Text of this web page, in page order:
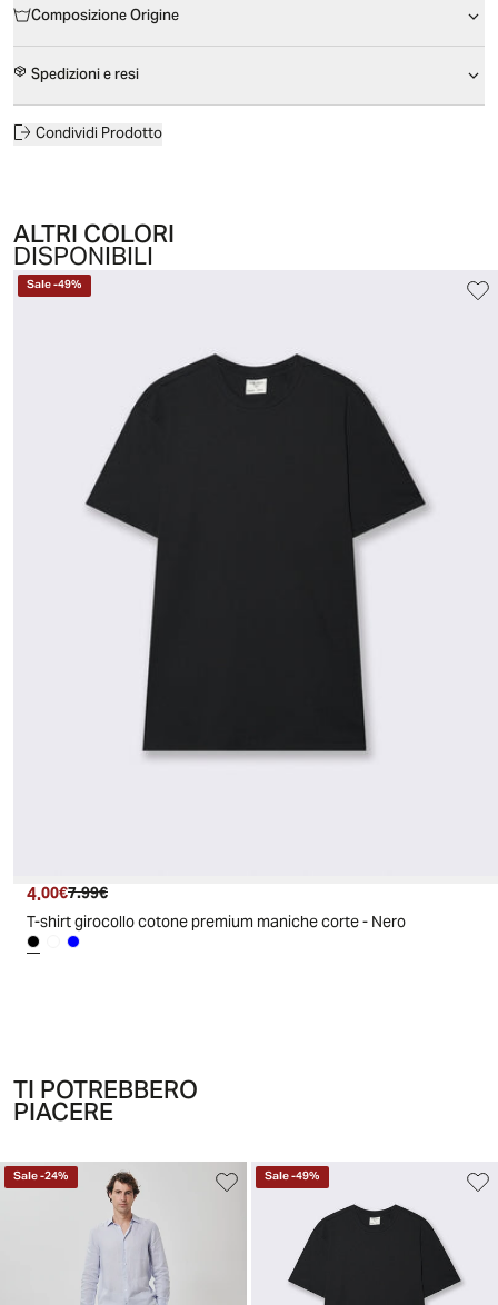
Composizione Origine
Spedizioni e resi
Condividi Prodotto
ALTRI COLORI
DISPONIBILI
Sale-49%
Prezzo attuale
4.00€ Prezzo originale
7.99€
T-shirt girocollo cotone premium maniche corte - Nero
TI POTREBBERO
PIACERE
Sale-24% Sale-49%